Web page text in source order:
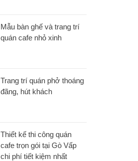
Mẫu bàn ghế và trang trí
quán cafe nhỏ xinh
Trang trí quán phở thoáng
đãng, hút khách
Thiết kế thi công quán
cafe trọn gói tại Gò Vấp
chi phí tiết kiệm nhất